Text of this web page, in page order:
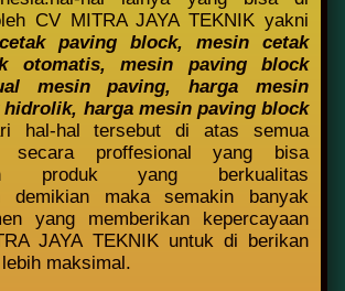
CV MITRA JAYA TEKNIK yakni
paving block, mesin cetak
otomatis,mesin paving block
mesin paving,harga mesin
hidrolik, harga mesin paving block
hal-hal tersebut di atas semua
secara proffesional yang bisa
produk yang berkualitas
demikian maka semakin banyak
yang memberikan kepercayaan
JAYA TEKNIK untuk di berikan
maksimal.